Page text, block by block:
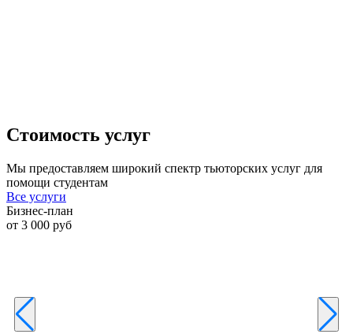
Стоимость услуг
Мы предоставляем широкий спектр тьюторских услуг для
помощи студентам
Все услуги
Бизнес-план
от 3 000 руб